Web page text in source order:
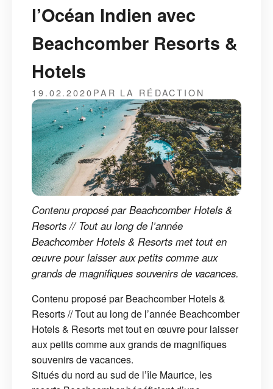
l’Océan Indien avec
Beachcomber Resorts &
Hotels
19.02.2020PAR LA RÉDACTION
Contenu proposé par Beachcomber Hotels &
Resorts // Tout au long de l’année
Beachcomber Hotels & Resorts met tout en
œuvre pour laisser aux petits comme aux
grands de magnifiques souvenirs de vacances.
Contenu proposé par Beachcomber Hotels &
Resorts // Tout au long de l’année Beachcomber
Hotels & Resorts met tout en œuvre pour laisser
aux petits comme aux grands de magnifiques
souvenirs de vacances.
Situés du nord au sud de l’île Maurice, les